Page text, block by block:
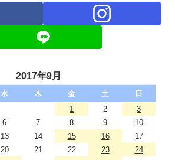
2017年9月
水 木 金 土
日
1
2
3
6 7 8 9
10
13 14 15 16
17
20 21 22 23
24